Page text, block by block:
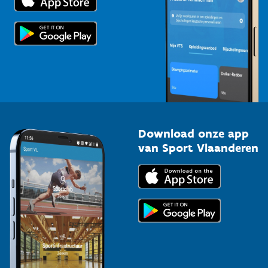
Topsporters
Download onze app
van Sport Vlaanderen